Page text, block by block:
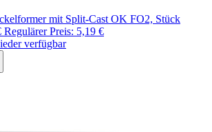
mit Split-Cast OK FO2, Stück
Regulärer Preis: 5,19 €
verfügbar